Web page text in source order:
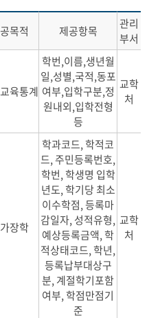
목적 제공항목
관리
부서
육통계
학번,이름,생년월
일,성별,국적,동포
여부,입학구분,정
원내외,입학전형
등
교학
처
장학
학과코드, 학적코
드, 주민등록번호,
학번, 학생명 입학
년도, 학기당 최소
이수학점, 등록마
감일자, 성적유형,
예상등록금액, 학
적상태코드, 학년,
등록납부대상구
분, 계절학기포함
여부, 학점만점기
준
교학
처